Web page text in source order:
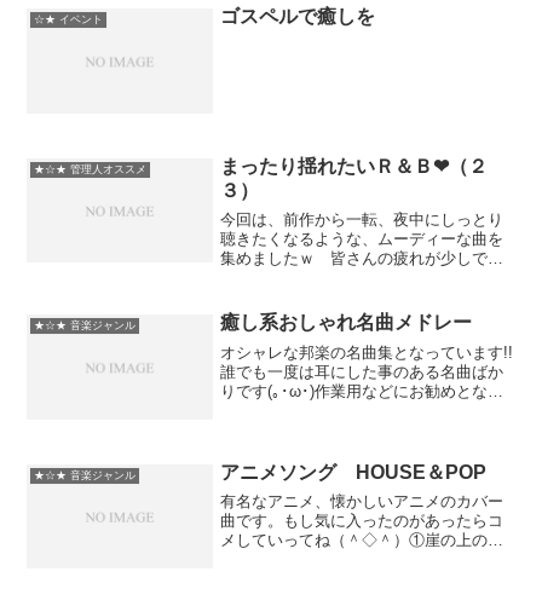
る】春の一日を音楽で表現してみた春う
た、夏うた。~どんなときも。...
☆★ イベント ゴスペルで癒しを
★☆★ 管理人オススメ
まったり揺れたいＲ＆Ｂ❤（２
３）
今回は、前作から一転、夜中にしっとり
聴きたくなるような、ムーディーな曲を
集めましたｗ 皆さんの疲れが少しでも
まったり揺れたいＲ＆Ｂ❤3DJ UE ：
WHIZZ...
★☆★ 音楽ジャンル 癒し系おしゃれ名曲メドレー
オシャレな邦楽の名曲集となっています!!
誰でも一度は耳にした事のある名曲ばか
りです(｡･ω･)作業用などにお勧めとなっ
ーS...
★☆★ 音楽ジャンル アニメソング HOUSE＆POP
有名なアニメ、懐かしいアニメのカバー
曲です。もし気に入ったのがあったらコ
メしていってね（＾◇＾）①崖の上のポ